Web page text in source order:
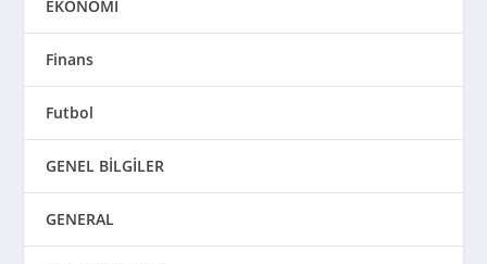
EKONOMİ
Finans
Futbol
GENEL BİLGİLER
GENERAL